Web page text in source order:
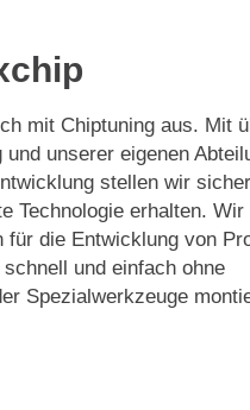
mit Chiptuning aus. Mit
und unserer eigenen
stellen wir
Technologie erhalten. Wir
für die Entwicklung von
und einfach ohne
Spezialwerkzeuge